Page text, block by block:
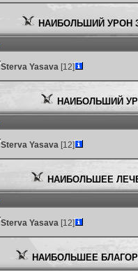
НАИБОЛЬШИЙ УРОН
Sterva Yasava [12]
НАИБОЛЬШИЙ
Sterva Yasava [12]
НАИБОЛЬШЕЕ
Sterva Yasava [12]
НАИБОЛЬШЕЕ